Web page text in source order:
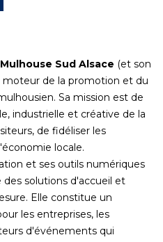
Sud Alsace (et son
de la promotion et du
Sa mission est de
industrielle et créative de la
de fidéliser les
locale.
et ses outils numériques
solutions d'accueil et
Elle constitue un
les entreprises, les
d'événements qui